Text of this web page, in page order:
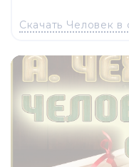
Скачать Человек в